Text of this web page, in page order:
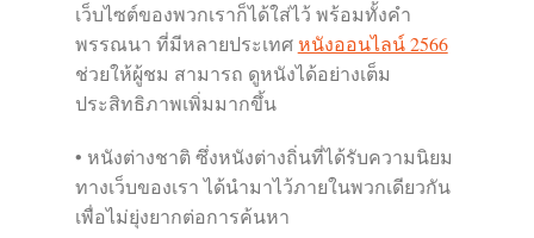
เว็บไซต์ของพวกเราก็ได้ใส่ไว้ พร้อมทั้งคำ
พรรณนา ที่มีหลายประเทศหนังออนไลน์ 2566
ช่วยให้ผู้ชม สามารถ ดูหนังได้อย่างเต็ม
ประสิทธิภาพเพิ่มมากขึ้น
• หนังต่างชาติ ซึ่งหนังต่างถิ่นที่ได้รับความนิยม
ทางเว็บของเรา ได้นำมาไว้ภายในพวกเดียวกัน
เพื่อไม่ยุ่งยากต่อการค้นหา